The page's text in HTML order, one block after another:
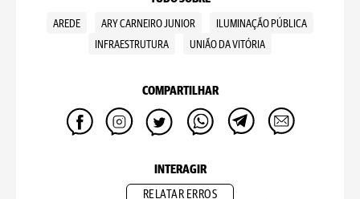
AREDE ARY CARNEIRO JUNIOR
ILUMINAÇÃO PÚBLICA
INFRAESTRUTURA
UNIÃO DA VITÓRIA
COMPARTILHAR
INTERAGIR
RELATAR ERROS